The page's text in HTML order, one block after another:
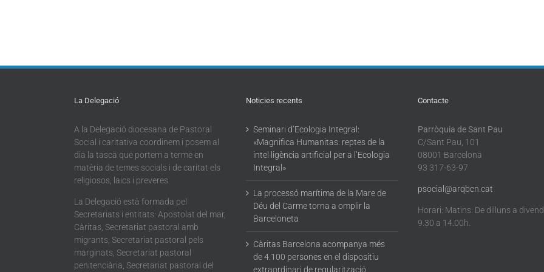
La Delegació
A la Delegació diocesana de Pastoral
Social i caritativa coordinem i posem al
dia la tasca que portem a terme en
matèria de temes socials i de caritat els
religiosos, laics i preveres.
La Delegació està formada pel
Secretariats i entitats: Apostolat del mar,
Càritas, Secretariat pastoral amb
migrants, Secretariat pastoral pels
marginats, Secretariat pastoral
penitenciària, Secretariat pastoral del
Noticies recents
Seminari d’Ecologia Integral:
«Magnifica Humanitas: reptes de la
intel·ligència artificial per a l’Ecologia
Integral»
La processó marítima de la Mare de
Déu del Carme torna a omplir la
Barceloneta
Càritas Barcelona acompanya més
de 4.100 persones en el dispositiu
extraordinari de regularització
Contacte
Parròquia de Sant Pau
C/Sant Pau, 101
08001 Barcelona
93 317-63-97
psocial@arqbcn.cat
Horari: Matins: De dilluns a
9.30 a 14.00h.